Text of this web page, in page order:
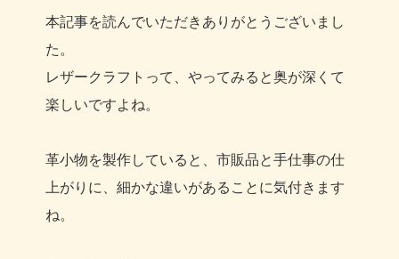
本記事を読んでいただきありがとうございまし
た。
レザークラフトって、やってみると奥が深くて
楽しいですよね。
革小物を製作していると、市販品と手仕事の仕
上がりに、細かな違いがあることに気付きます
ね。